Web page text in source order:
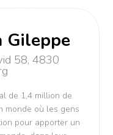
Gileppe
58, 4830
de 1,4 million de
monde où les gens
pour apporter un